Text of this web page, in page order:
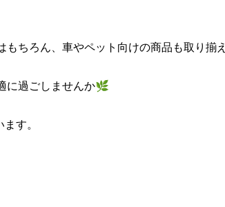
ちろん、車やペット向けの商品も取り揃え
に過ごしませんか🌿
す。